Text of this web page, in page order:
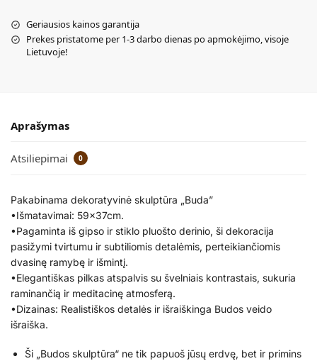
Geriausios kainos garantija
Prekes pristatome per 1-3 darbo dienas po apmokėjimo, visoje
Lietuvoje!
Aprašymas
Atsiliepimai 0
Pakabinama dekoratyvinė skulptūra „Buda”
•Išmatavimai: 59x37cm.
•Pagaminta iš gipso ir stiklo pluošto derinio, ši dekoracija
pasižymi tvirtumu ir subtiliomis detalėmis, perteikiančiomis
dvasinę ramybę ir išmintį.
•Elegantiškas pilkas atspalvis su švelniais kontrastais, sukuria
raminančią ir meditacinę atmosferą.
•Dizainas: Realistiškos detalės ir išraiškinga Budos veido
išraiška.
Ši „Budos skulptūra“ ne tik papuoš jūsų erdvę, bet ir primins